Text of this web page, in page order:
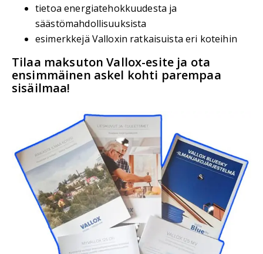
tietoa energiatehokkuudesta ja
säästömahdollisuuksista
esimerkkejä Valloxin ratkaisuista eri koteihin
Tilaa maksuton Vallox-esite ja ota
ensimmäinen askel kohti parempaa
sisäilmaa!